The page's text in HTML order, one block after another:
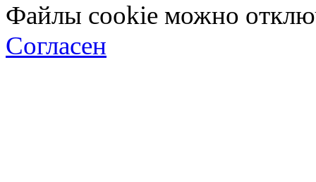
Файлы cookie можно
Согласен